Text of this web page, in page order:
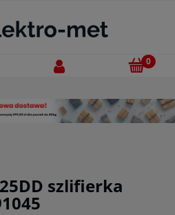
szlifierka